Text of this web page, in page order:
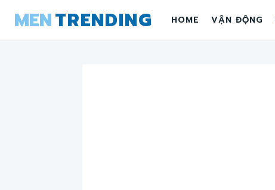
MENTRENDING HOME VẬN ĐỘNG